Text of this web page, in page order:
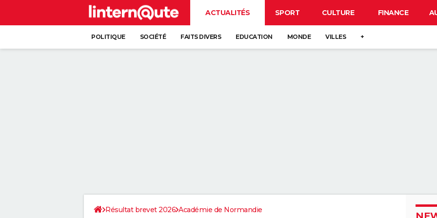
ACTUALITÉS SPORT CULTURE FINANCE
POLITIQUE SOCIÉTÉ FAITS DIVERS EDUCATION MONDE VILLES +
Résultat brevet 2026 Académie de Normandie